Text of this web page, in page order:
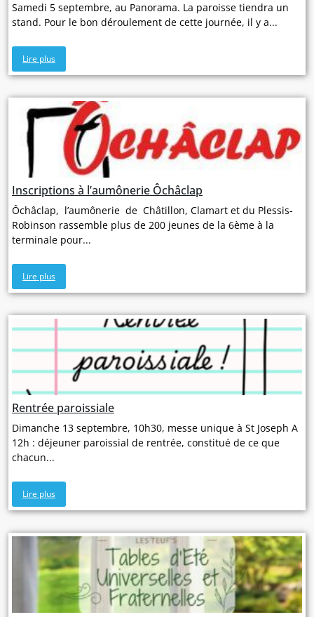
Samedi 5 septembre, au Panorama. La paroisse tiendra un
stand. Pour le bon déroulement de cette journée, il y a...
Lire plus
Inscriptions à l’aumônerie Ôchâclap
Ôchâclap, l’aumônerie de Châtillon, Clamart et du Plessis-
Robinson rassemble plus de 200 jeunes de la 6ème à la
terminale pour...
Lire plus
Rentrée paroissiale
Dimanche 13 septembre, 10h30, messe unique à St Joseph A
12h : déjeuner paroissial de rentrée, constitué de ce que
chacun...
Lire plus